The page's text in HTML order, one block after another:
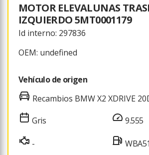
MOTOR ELEVALUNAS
IZQUIERDO 5MT0001179
Id interno: 297836
OEM: undefined
Vehículo de origen
Recambios BMW X2 XDRIVE
Gris
-
9.555